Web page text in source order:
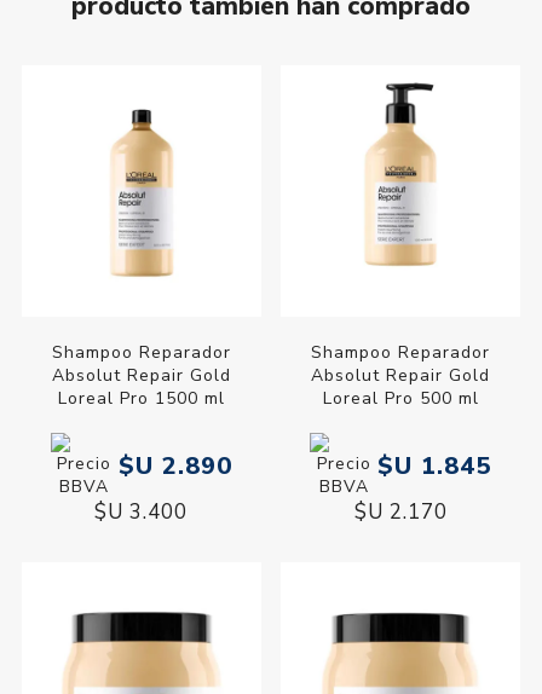
Shampoo Reparador
Absolut Repair Gold
Loreal Pro 1500 ml
$U 2.890
$U 3.400
Shampoo Reparador
Absolut Repair Gold
Loreal Pro 500 ml
$U 1.845
$U 2.170